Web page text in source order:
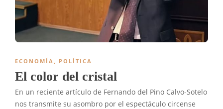
ECONOMÍA, POLÍTICA
El color del cristal
En un reciente artículo de Fernando del Pino Calvo-Sotelo
nos transmite su asombro por el espectáculo circense